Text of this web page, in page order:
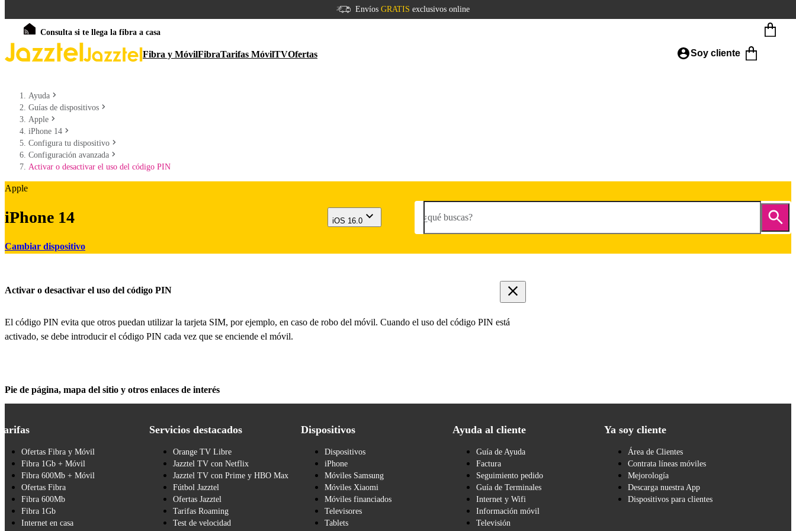
Envíos GRATIS exclusivos online
Consulta si te llega la fibra a casa
Fibra y MóvilFibraTarifas MóvilTVOfertas Soy cliente
Ayuda
Guías de dispositivos
Apple
iPhone 14
Configura tu dispositivo
Configuración avanzada
Activar o desactivar el uso del código PIN
Apple
iPhone 14
Cambiar dispositivo
iOS 16.0 ¿qué buscas?
Activar o desactivar el uso del código PIN
El código PIN evita que otros puedan utilizar la tarjeta SIM, por ejemplo, en caso de robo del móvil. Cuando el uso del código PIN está
activado, se debe introducir el código PIN cada vez que se enciende el móvil.
Pie de página, mapa del sitio y otros enlaces de interés
Ofertas Fibra y Móvil
Fibra 1Gb + Móvil
Fibra 600Mb + Móvil
Ofertas Fibra
Fibra 600Mb
Fibra 1Gb
Internet en casa
Servicios destacados
Orange TV Libre
Jazztel TV con Netflix
Jazztel TV con Prime y HBO Max
Fútbol Jazztel
Ofertas Jazztel
Tarifas Roaming
Test de velocidad
Dispositivos
Dispositivos
iPhone
Móviles Samsung
Móviles Xiaomi
Móviles financiados
Televisores
Tablets
Ayuda al cliente
Guía de Ayuda
Factura
Seguimiento pedido
Guía de Terminales
Internet y Wifi
Información móvil
Televisión
Ya soy cliente
Área de Clientes
Contrata líneas móviles
Mejorología
Descarga nuestra App
Dispositivos para clientes